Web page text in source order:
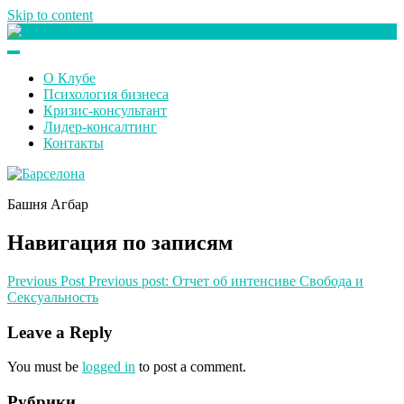
Skip to content
О Клубе
Психология бизнеса
Кризис-консультант
Лидер-консалтинг
Контакты
Башня Агбар
Навигация по записям
Previous Post Previous post: Отчет об интенсиве Свобода и
Сексуальность
Leave a Reply
You must be logged in to post a comment.